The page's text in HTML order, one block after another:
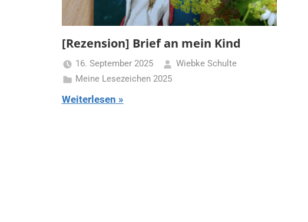
[Rezension] Brief an mein Kind
16. September 2025
Wiebke Schulte
Meine Lesezeichen 2025
Weiterlesen